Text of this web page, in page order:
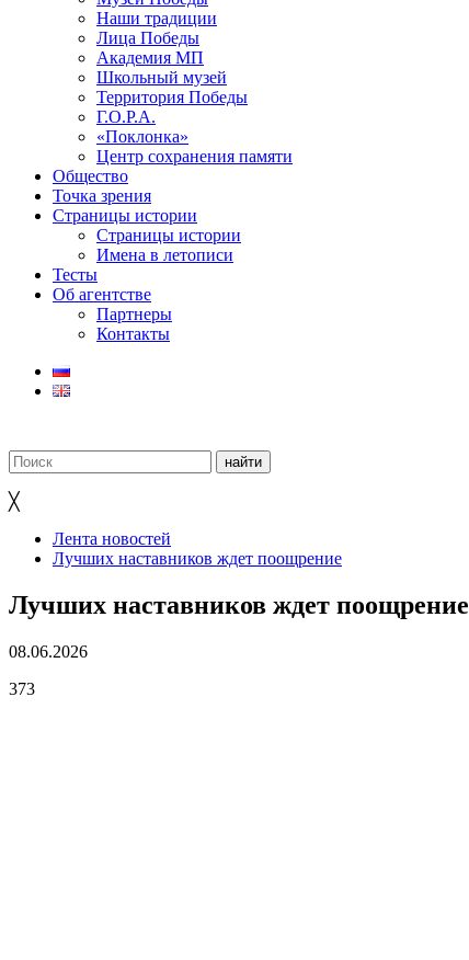
Наши традиции
Лица Победы
Академия МП
Школьный музей
Территория Победы
Г.О.Р.А.
«Поклонка»
Центр сохранения памяти
Общество
Точка зрения
Страницы истории
Страницы истории
Имена в летописи
Тесты
Об агентстве
Партнеры
Контакты
╳
Лента новостей
Лучших наставников ждет поощрение
Лучших наставников ждет поощрение
08.06.2026
373